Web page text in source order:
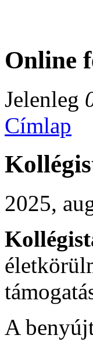
Online
Jelenleg
Címlap
2025,
A